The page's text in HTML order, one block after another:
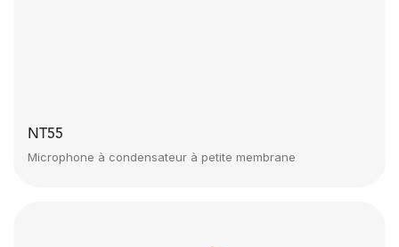
NT55
Microphone à condensateur à petite membrane